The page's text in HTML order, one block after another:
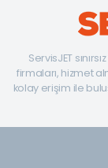
ServisJET
firmaları, hizmet
kolay erişim ile